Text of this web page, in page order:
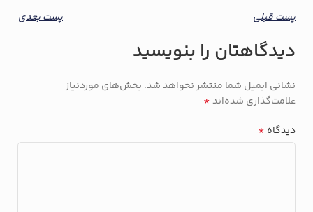
پست قبلی پست بعدی
دیدگاهتان را بنویسید
نشانی ایمیل شما منتشر نخواهد شد. بخش‌های موردنیاز
علامت‌گذاری شده‌اند*
دیدگاه *